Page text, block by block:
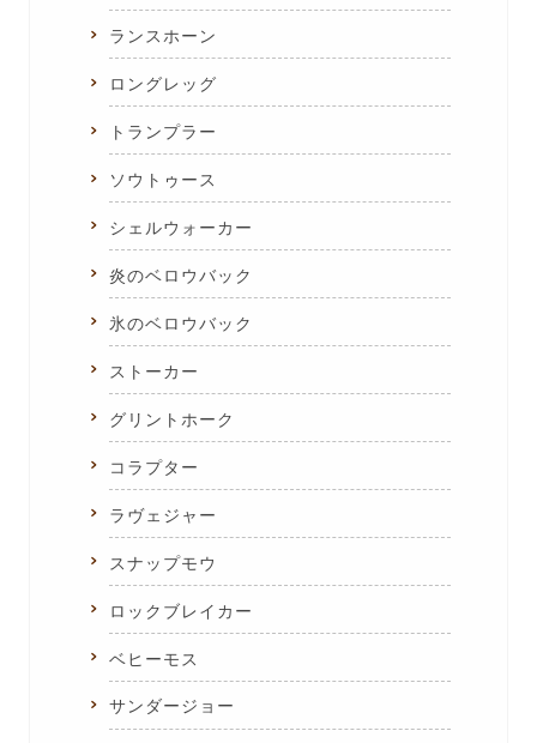
ランスホーン
ロングレッグ
トランプラー
ソウトゥース
シェルウォーカー
炎のベロウバック
氷のベロウバック
ストーカー
グリントホーク
コラプター
ラヴェジャー
スナップモウ
ロックブレイカー
ベヒーモス
サンダージョー